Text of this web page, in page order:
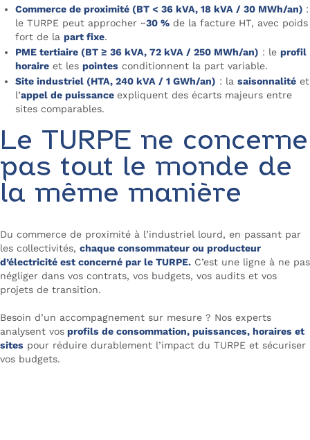
Commerce de proximité (BT < 36 kVA, 18 kVA / 30 MWh/an) :
le TURPE peut approcher ~30 % de la facture HT, avec poids
fort de la part fixe.
PME tertiaire (BT ≥ 36 kVA, 72 kVA / 250 MWh/an) : le profil
horaire et les pointes conditionnent la part variable.
Site industriel (HTA, 240 kVA / 1 GWh/an) : la saisonnalité et
l’appel de puissance expliquent des écarts majeurs entre
sites comparables.
Le TURPE ne concerne
pas tout le monde de
la même manière
Du commerce de proximité à l’industriel lourd, en passant par
les collectivités, chaque consommateur ou producteur
d’électricité est concerné par le TURPE. C’est une ligne à ne pas
négliger dans vos contrats, vos budgets, vos audits et vos
projets de transition.
Besoin d’un accompagnement sur mesure ? Nos experts
analysent vos profils de consommation, puissances, horaires et
sites pour réduire durablement l’impact du TURPE et sécuriser
vos budgets.